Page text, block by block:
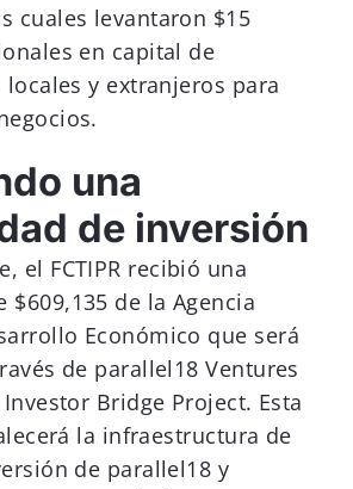
cuales levantaron $15
en capital de
y extranjeros para
una
de inversión
el FCTIPR recibió una
$609,135 de la Agencia
Económico que será
de parallel18 Ventures
Bridge Project. Esta
la infraestructura de
de parallel18 y